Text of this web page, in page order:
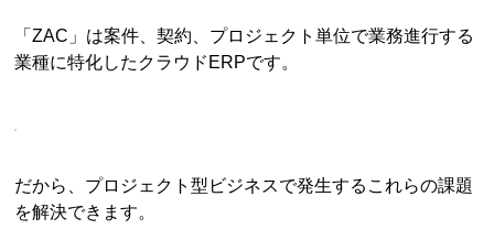
「ZAC」は案件、契約、プロジェクト単位で業務進行する
業種に特化したクラウドERPです。
だから、プロジェクト型ビジネスで発生するこれらの課題
を解決できます。